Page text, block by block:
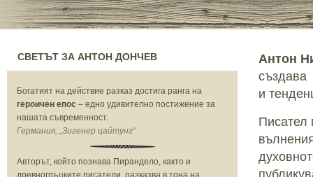
СВЕТЪТ ЗА АНТОН ДОНЧЕВ
Богатият на действие разказ достига ранга на
героичен епос – едно удивително постижение за
нашата съвременност.
Германия, „Зигенер цайтунг“
Авторът, който познава Пирандело, както и
древногръцките писатели, разказва в тона на
Антон
създава
и
Писател